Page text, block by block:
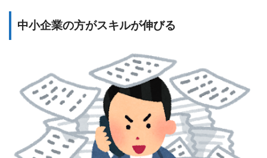
中小企業の方がスキルが伸びる